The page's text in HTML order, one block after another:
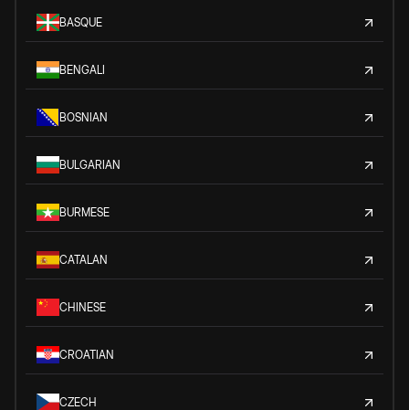
BASQUE
BENGALI
BOSNIAN
BULGARIAN
BURMESE
CATALAN
CHINESE
CROATIAN
CZECH